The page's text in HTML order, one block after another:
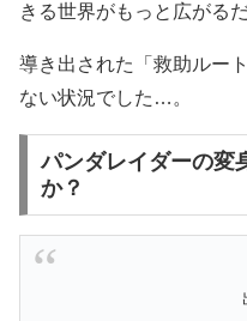
きる世界がもっと広が
導き出された「救助ルー
ない状況でした…。
パンダレイダーの変
か？